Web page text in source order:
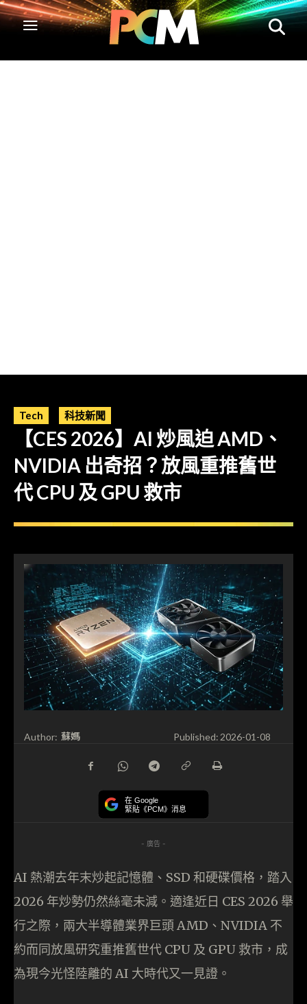
Tech 科技新聞
【CES 2026】AI 炒風迫 AMD、
NVIDIA 出奇招？放風重推舊世
代 CPU 及 GPU 救市
Author: 蘇媽 Published: 2026-01-08
在 Google
緊貼《PCM》消息
- 廣告 -
AI 熱潮去年末炒起記憶體、SSD 和硬碟價格，踏入
2026 年炒勢仍然絲毫未減。適逢近日 CES 2026 舉
行之際，兩大半導體業界巨頭 AMD、NVIDIA 不
約而同放風研究重推舊世代 CPU 及 GPU 救市，成
為現今光怪陸離的 AI 大時代又一見證。